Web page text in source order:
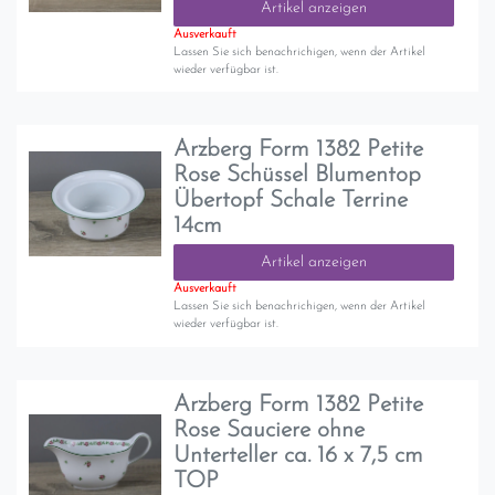
Artikel anzeigen
Ausverkauft
Lassen Sie sich benachrichigen, wenn der Artikel
wieder verfügbar ist.
Arzberg Form 1382 Petite
Rose Schüssel Blumentop
Übertopf Schale Terrine
14cm
Artikel anzeigen
Ausverkauft
Lassen Sie sich benachrichigen, wenn der Artikel
wieder verfügbar ist.
Arzberg Form 1382 Petite
Rose Sauciere ohne
Unterteller ca. 16 x 7,5 cm
TOP